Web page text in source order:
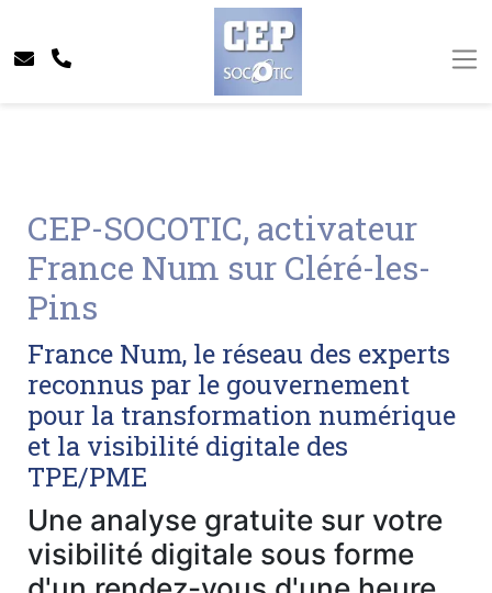
CEP-SOCOTIC, activateur
France Num sur Cléré-les-
Pins
France Num, le réseau des experts
reconnus par le gouvernement
pour la transformation numérique
et la visibilité digitale des
TPE/PME
Une analyse gratuite sur votre
visibilité digitale sous forme